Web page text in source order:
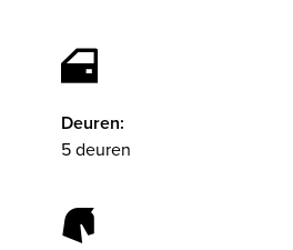
Deuren:
5 deuren